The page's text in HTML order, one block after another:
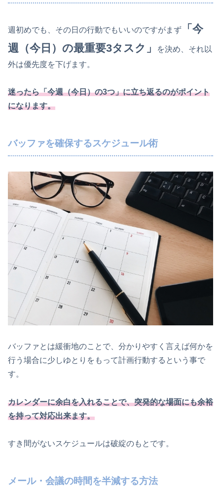
週初めでも、その日の行動でもいいのですがまず
「今
週（今日）の最重要3タスク」
を決め、それ以
外は優先度を下げます。
迷ったら「今週（今日）の3つ」に立ち返るのがポイント
になります。
バッファを確保するスケジュール術
バッファとは緩衝地のことで、分かりやすく言えば何かを
行う場合に少しゆとりをもって計画行動するという事で
す。
カレンダーに余白を入れることで、突発的な場面にも余裕
を持って対応出来ます。
すき間がないスケジュールは破綻のもとです。
メール・会議の時間を半減する方法